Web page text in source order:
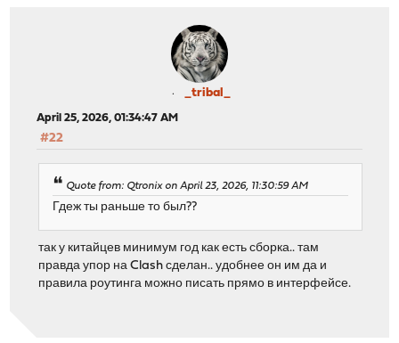
_tribal_
April 25, 2026, 01:34:47 AM
#22
Quote from: Qtronix on April 23, 2026, 11:30:59 AM
Гдеж ты раньше то был??
так у китайцев минимум год как есть сборка.. там
правда упор на Clash сделан.. удобнее он им да и
правила роутинга можно писать прямо в интерфейсе.